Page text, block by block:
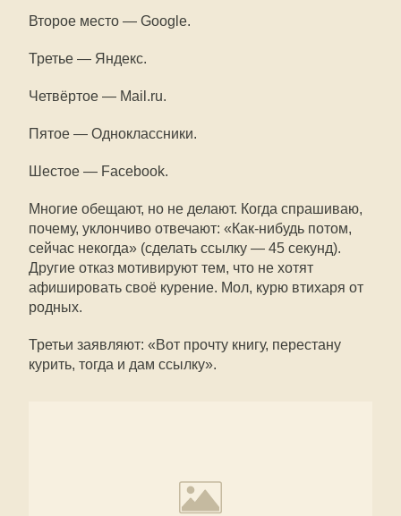
Второе место — Google.
Третье — Яндекс.
Четвёртое — Mail.ru.
Пятое — Одноклассники.
Шестое — Facebook.
Многие обещают, но не делают. Когда спрашиваю,
почему, уклончиво отвечают: «Как-нибудь потом,
сейчас некогда» (сделать ссылку — 45 секунд).
Другие отказ мотивируют тем, что не хотят
афишировать своё курение. Мол, курю втихаря от
родных.
Третьи заявляют: «Вот прочту книгу, перестану
курить, тогда и дам ссылку».